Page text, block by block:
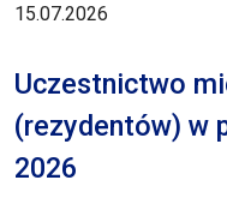
15.07.2026
Uczestnictwo
(rezydentów) w
2026